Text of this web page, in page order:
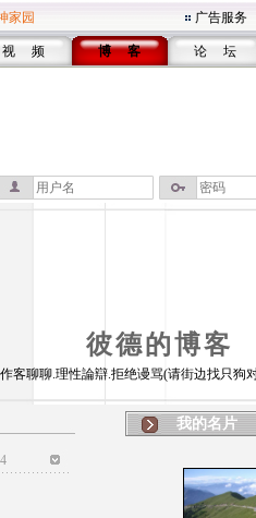
家园 广告服务
视 频 博 客 论 坛
彼德的博客
客聊聊.理性論辯.拒绝谩骂(请街边找只狗
我的名片